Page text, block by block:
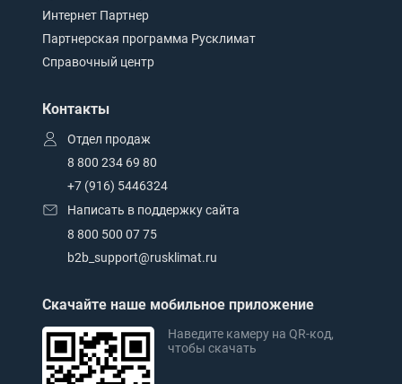
Интернет Партнер
Партнерская программа Русклимат
Справочный центр
Контакты
Отдел продаж
8 800 234 69 80
+7 (916) 5446324
Написать в поддержку сайта
8 800 500 07 75
b2b_support@rusklimat.ru
Скачайте наше мобильное приложение
Наведите камеру на QR-код,
чтобы скачать